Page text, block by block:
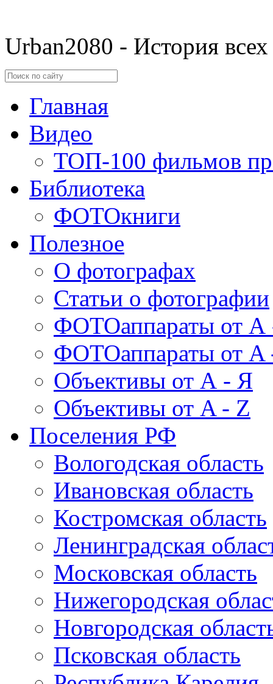
Urban2080 - История
Главная
Видео
ТОП-100 фильмов
Библиотека
ФОТОкниги
Полезное
О фотографах
Статьи о фотографии
ФОТОаппараты от А
ФОТОаппараты от A
Объективы от А - Я
Объективы от A - Z
Поселения РФ
Вологодская область
Ивановская область
Костромская область
Ленинградская
Московская область
Нижегородская
Новгородская
Псковская область